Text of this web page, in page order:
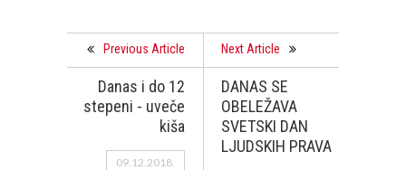
Previous Article
Danas i do 12
stepeni - uveče
kiša
09.12.2018.
Next Article
DANAS SE
OBELEŽAVA
SVETSKI DAN
LJUDSKIH PRAVA